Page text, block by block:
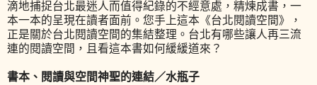
滴地捕捉台北最迷人而值得紀錄的不經意處，精煉成書，一
本一本的呈現在讀者面前。您手上這本《台北閱讀空間》，
正是關於台北閱讀空間的集結整理。台北有哪些讓人再三流
連的閱讀空間，且看這本書如何緩緩道來？
書本、閱讀與空間神聖的連結／水瓶子